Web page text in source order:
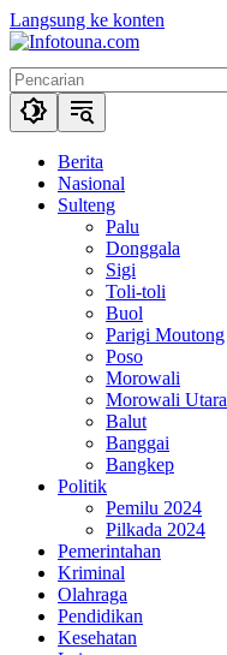
Langsung ke konten
Berita
Nasional
Sulteng
Palu
Donggala
Sigi
Toli-toli
Buol
Parigi Moutong
Poso
Morowali
Morowali Utara
Balut
Banggai
Bangkep
Politik
Pemilu 2024
Pilkada 2024
Pemerintahan
Kriminal
Olahraga
Pendidikan
Kesehatan